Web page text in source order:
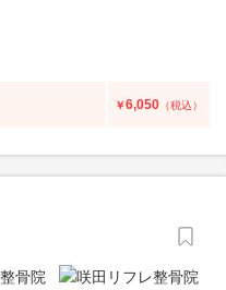
￥6,050 （税込）